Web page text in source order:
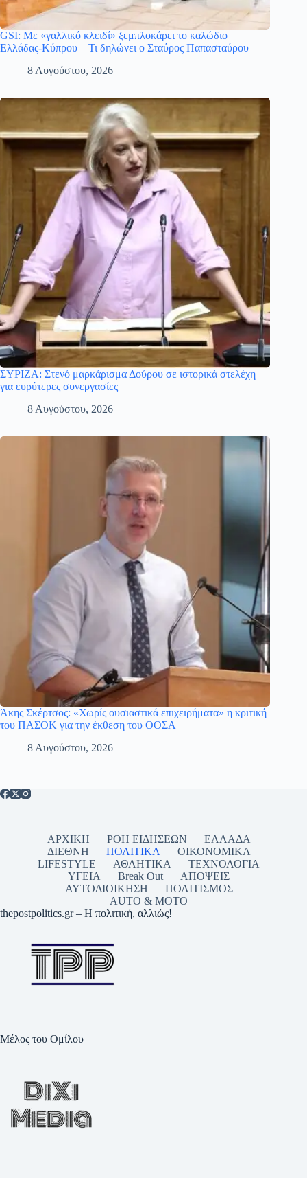
GSI: Με «γαλλικό κλειδί» ξεμπλοκάρει το καλώδιο
Ελλάδας-Κύπρου – Τι δηλώνει ο Σταύρος Παπασταύρου
8 Αυγούστου, 2026
ΣΥΡΙΖΑ: Στενό μαρκάρισμα Δούρου σε ιστορικά στελέχη
για ευρύτερες συνεργασίες
8 Αυγούστου, 2026
Άκης Σκέρτσος: «Χωρίς ουσιαστικά επιχειρήματα» η κριτική
του ΠΑΣΟΚ για την έκθεση του ΟΟΣΑ
8 Αυγούστου, 2026
ΑΡΧΙΚΗ ΡΟΗ ΕΙΔΗΣΕΩΝ
ΕΛΛΑΔΑ
ΔΙΕΘΝΗ
ΠΟΛΙΤΙΚΑ
ΟΙΚΟΝΟΜΙΚΑ
LIFESTYLE
ΑΘΛΗΤΙΚΑ
ΤΕΧΝΟΛΟΓΙΑ
ΥΓΕΙΑ
Break Out
ΑΠΟΨΕΙΣ
ΑΥΤΟΔΙΟΙΚΗΣΗ
ΠΟΛΙΤΙΣΜΟΣ
AUTO & MOTO
thepostpolitics.gr – Η πολιτική, αλλιώς!
Μέλος του Ομίλου